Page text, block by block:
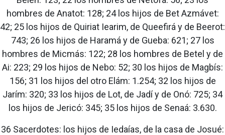
hombres de Anatot: 128; 24 los hijos de Bet Azmávet:
42; 25 los hijos de Quiriat Iearim, de Queefirá y de Beerot:
743; 26 los hijos de Haramá y de Gueba: 621; 27 los
hombres de Micmás: 122; 28 los hombres de Betel y de
Ai: 223; 29 los hijos de Nebo: 52; 30 los hijos de Magbís:
156; 31 los hijos del otro Elám: 1.254; 32 los hijos de
Jarím: 320; 33 los hijos de Lot, de Jadí y de Onó: 725; 34
los hijos de Jericó: 345; 35 los hijos de Senaá: 3.630.
36 Sacerdotes: los hijos de Iedaías, de la casa de Josué: